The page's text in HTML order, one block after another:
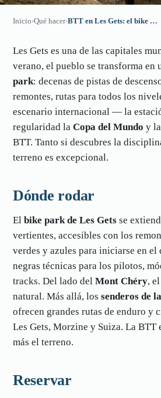
Inicio›Qué hacer› BTT en Les Gets: el bike park de fama mundial
Les Gets es una de las capitales
verano, el pueblo se transforma en
park: decenas de pistas de
remontes, rutas para todos los
escenario internacional — la
regularidad la Copa del Mundo y
BTT. Tanto si descubres la
terreno es excepcional.
Dónde rodar
El bike park de Les Gets se
vertientes, accesibles con los
verdes y azules para iniciarse en el
negras técnicas para los pilotos,
tracks. Del lado del Mont Chéry,
natural. Más allá, los senderos de
ofrecen grandes rutas de enduro y
Les Gets, Morzine y Suiza. La BTT
más el terreno.
Reservar